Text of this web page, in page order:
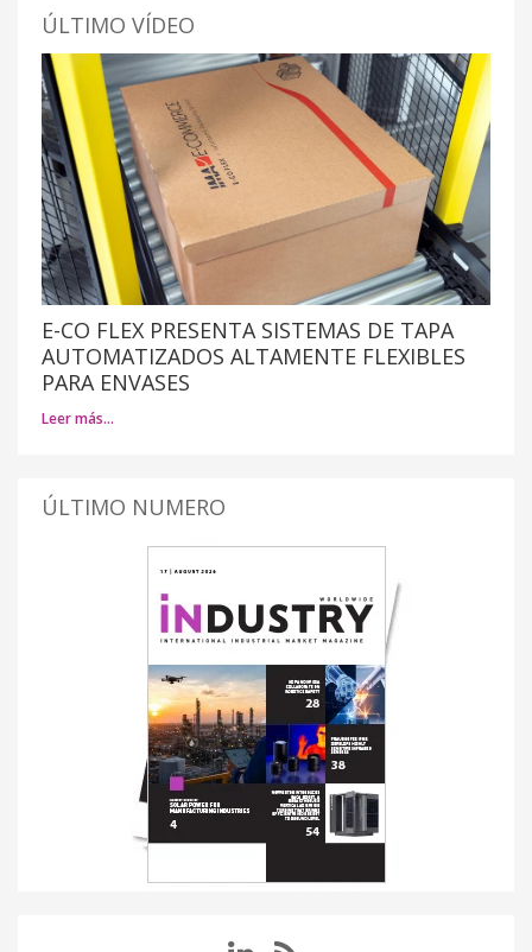
ÚLTIMO VÍDEO
E-CO FLEX PRESENTA SISTEMAS DE TAPA
AUTOMATIZADOS ALTAMENTE FLEXIBLES
PARA ENVASES
Leer más…
ÚLTIMO NUMERO